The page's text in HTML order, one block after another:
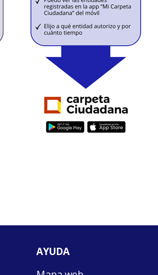
AYUDA